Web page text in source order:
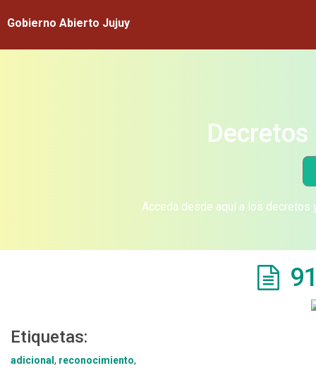
Gobierno Abierto Jujuy
Acceda desde aquí a los
Etiquetas:
adicional , reconocimiento,